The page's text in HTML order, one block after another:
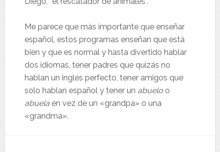
Me parece que más importante que enseñar
español, estos programas enseñan que está
bien y que es normal y hasta divertido hablar
dos idiomas, tener padres que quizás no
hablan un inglés perfecto, tener amigos que
solo hablan español y tener un abueloo
abuelaen vez de un «grandpa» o una
«grandma».